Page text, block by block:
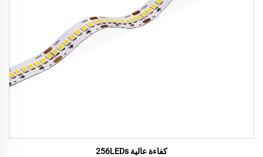
كفاءة عالية 256LEDs